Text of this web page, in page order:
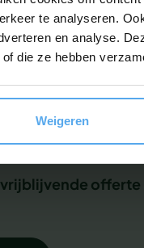
te analyseren.
en analyse.
die ze hebben
Weigeren
een nog groter
vrijblijvende offerte